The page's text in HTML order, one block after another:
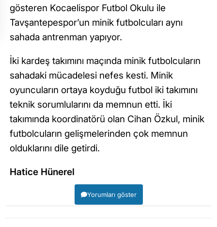
gösteren Kocaelispor Futbol Okulu ile
Tavşantepespor’un minik futbolcuları aynı
sahada antrenman yapıyor.
İki kardeş takımını maçında minik futbolcuların
sahadaki mücadelesi nefes kesti. Minik
oyuncuların ortaya koyduğu futbol iki takımını
teknik sorumlularını da memnun etti. İki
takımında koordinatörü olan Cihan Özkul, minik
futbolcuların gelişmelerinden çok memnun
olduklarını dile getirdi.
Hatice Hünerel
Yorumları göster